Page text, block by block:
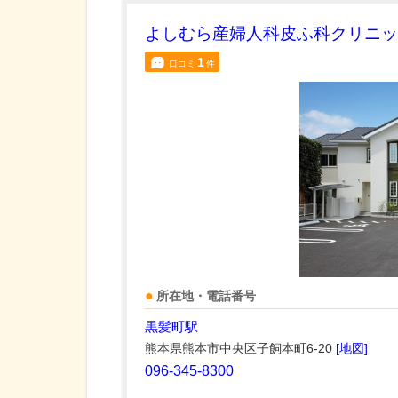
よしむら産婦人科皮ふ科クリニ
口コミ 1件
所在地・電話番号
黒髪町駅
熊本県熊本市中央区子飼本町6-20 [地図]
096-345-8300